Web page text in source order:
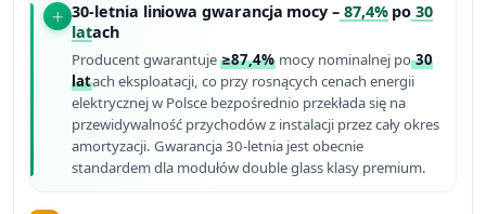
30-letnia liniowa gwarancja mocy –87,4%po 30
latach
Producent gwarantuje≥87,4% mocy nominalnej po30
latach eksploatacji, co przy rosnących cenach energii
elektrycznej w Polsce bezpośrednio przekłada się na
przewidywalność przychodów z instalacji przez cały okres
amortyzacji. Gwarancja 30-letnia jest obecnie
standardem dla modułów double glass klasy premium.